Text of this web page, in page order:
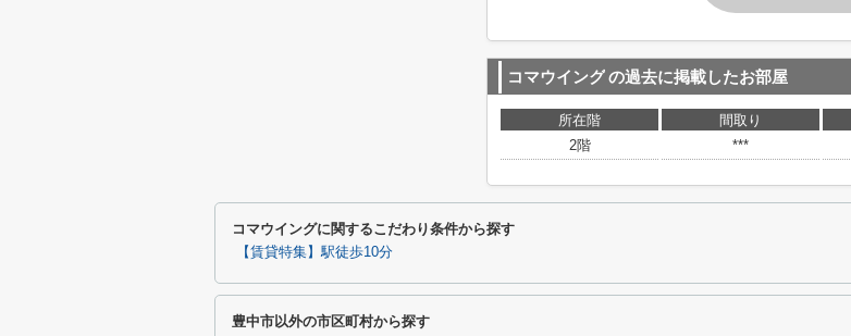
コマウイングの過去に掲載したお部屋
所在階 間取り
2階
***
コマウイングに関するこだわり条件から探す
【賃貸特集】駅徒歩10分
豊中市以外の市区町村から探す